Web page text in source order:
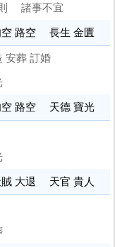
諸事不宜
路空 長生 金匱
安葬 訂婚
路空 天德 寶光
大退 天官 貴人